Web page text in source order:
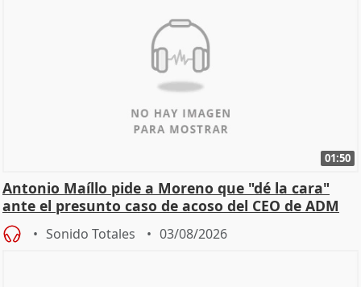
01:50
Antonio Maíllo pide a Moreno que "dé la cara"
ante el presunto caso de acoso del CEO de ADM
Sonido Totales 03/08/2026